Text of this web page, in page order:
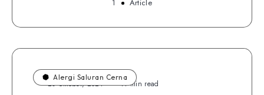
1 Article
Alergi Saluran Cerna
20 Oktober, 2021 11 min read